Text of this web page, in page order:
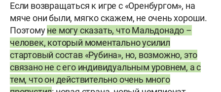
Если возвращаться к игре с «Оренбургом», на
мяче они были, мягко скажем, не очень хороши.
Поэтомуне могу сказать, что Мальдонадо –
человек, который моментально усилил
стартовый состав «Рубина», но, возможно, это
связано не с его индивидуальным уровнем, а с
тем, что он действительно очень много